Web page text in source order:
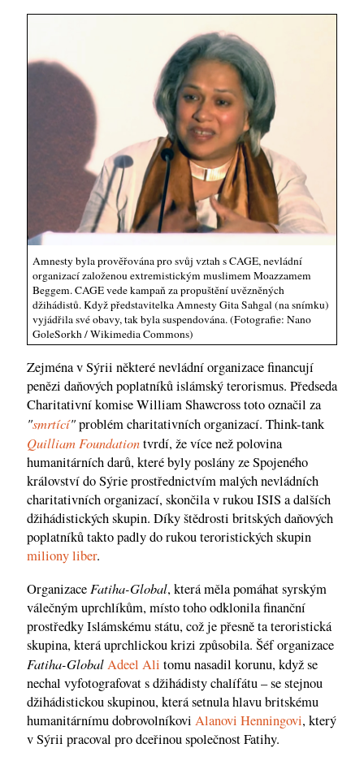
Amnesty byla prověřována pro svůj vztah s CAGE, nevládní
organizací založenou extremistickým muslimem Moazzamem
Beggem. CAGE vede kampaň za propuštění uvězněných
džihádistů. Když představitelka Amnesty Gita Sahgal (na snímku)
vyjádřila své obavy, tak byla suspendována. (Fotografie: Nano
GoleSorkh / Wikimedia Commons)
Zejména v Sýrii některé nevládní organizace financují
penězi daňových poplatníků islámský terorismus. Předseda
Charitativní komise William Shawcross toto označil za
"smrtící"problém charitativních organizací. Think-tank
Quilliam Foundationtvrdí, že více než polovina
humanitárních darů, které byly poslány ze Spojeného
království do Sýrie prostřednictvím malých nevládních
charitativních organizací, skončila v rukou ISIS a dalších
džihádistických skupin. Díky štědrosti britských daňových
poplatníků takto padly do rukou teroristických skupin
miliony liber.
Organizace Fatiha-Global, která měla pomáhat syrským
válečným uprchlíkům, místo toho odklonila finanční
prostředky Islámskému státu, což je přesně ta teroristická
skupina, která uprchlickou krizi způsobila. Šéf organizace
Fatiha-GlobalAdeel Ali tomu nasadil korunu, když se
nechal vyfotografovat s džihádisty chalífátu – se stejnou
džihádistickou skupinou, která setnula hlavu britskému
humanitárnímu dobrovolníkovi Alanovi Henningovi, který
v Sýrii pracoval pro dceřinou společnost Fatihy.